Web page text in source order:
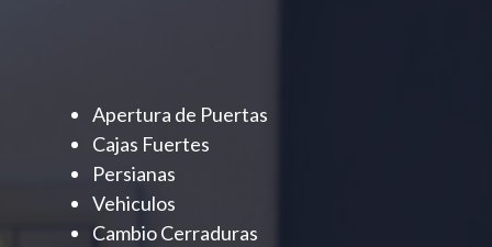
Apertura de Puertas
Cajas Fuertes
Persianas
Vehiculos
Cambio Cerraduras